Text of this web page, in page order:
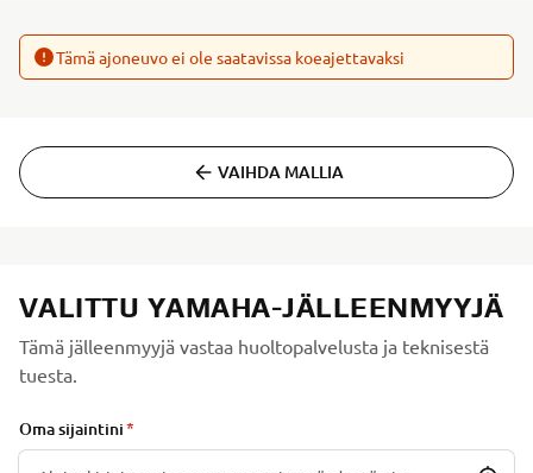
Tämä ajoneuvo ei ole saatavissa koeajettavaksi
VALITTU YAMAHA-JÄLLEENMYYJÄ
Tämä jälleenmyyjä vastaa huoltopalvelusta ja teknisestä
tuesta.
Oma sijaintini
VAIHDA MALLIA